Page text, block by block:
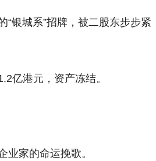
银城系”招牌，被二股东步步紧
亿港元，资产冻结。
业家的命运挽歌。